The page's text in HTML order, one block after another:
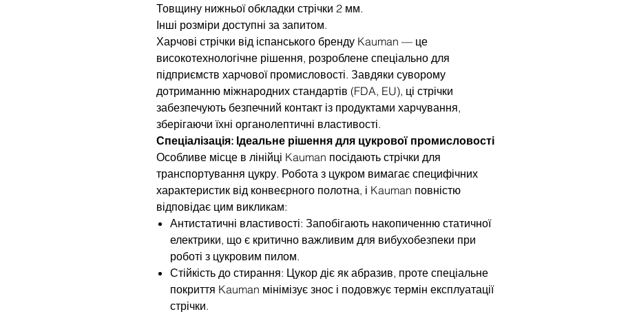
Товщину нижньої обкладки стрічки 2 мм.
Інші розміри доступні за запитом.
Харчові стрічки від іспанського бренду Kauman — це
високотехнологічне рішення, розроблене спеціально для
підприємств харчової промисловості. Завдяки суворому
дотриманню міжнародних стандартів (FDA, EU), ці стрічки
забезпечують безпечний контакт із продуктами харчування,
зберігаючи їхні органолептичні властивості.
Спеціалізація: Ідеальне рішення для цукрової промисловості
Особливе місце в лінійці Kauman посідають стрічки для
транспортування цукру. Робота з цукром вимагає специфічних
характеристик від конвеєрного полотна, і Kauman повністю
відповідає цим викликам:
Антистатичні властивості: Запобігають накопиченню статичної
електрики, що є критично важливим для вибухобезпеки при
роботі з цукровим пилом.
Стійкість до стирання: Цукор діє як абразив, проте спеціальне
покриття Kauman мінімізує знос і подовжує термін експлуатації
стрічки.